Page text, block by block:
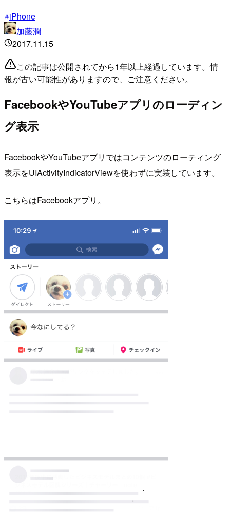
iPhone
加藤潤
2017.11.15
この記事は公開されてから1年以上経過しています。情
報が古い可能性がありますので、ご注意ください。
FacebookやYouTubeアプリのローディン
グ表示
FacebookやYouTubeアプリではコンテンツのローティング
表示をUIActivityIndicatorViewを使わずに実装しています。
こちらはFacebookアプリ。